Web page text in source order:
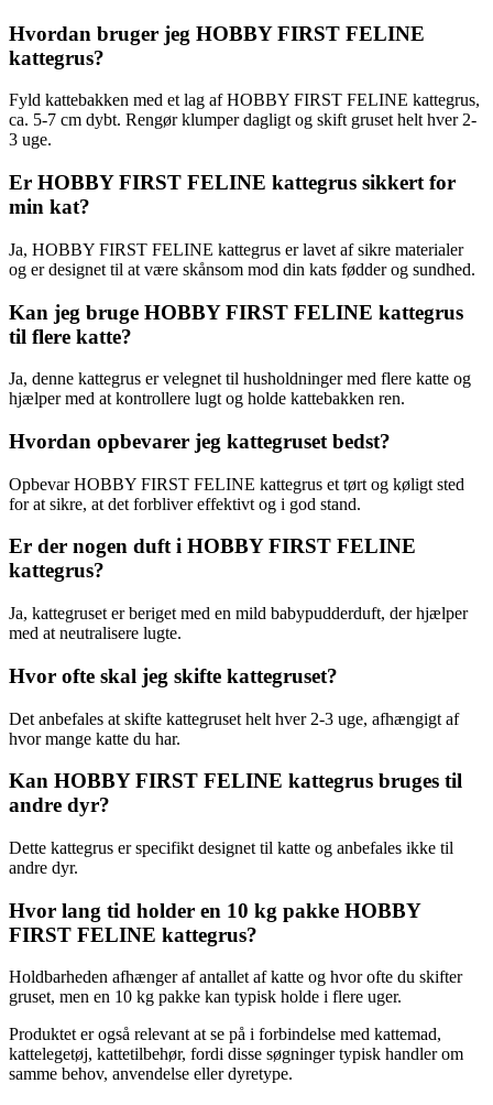
Hvordan bruger jeg HOBBY FIRST FELINE
kattegrus?
Fyld kattebakken med et lag af HOBBY FIRST FELINE kattegrus,
ca. 5-7 cm dybt. Rengør klumper dagligt og skift gruset helt hver 2-
3 uge.
Er HOBBY FIRST FELINE kattegrus sikkert for
min kat?
Ja, HOBBY FIRST FELINE kattegrus er lavet af sikre materialer
og er designet til at være skånsom mod din kats fødder og sundhed.
Kan jeg bruge HOBBY FIRST FELINE kattegrus
til flere katte?
Ja, denne kattegrus er velegnet til husholdninger med flere katte og
hjælper med at kontrollere lugt og holde kattebakken ren.
Hvordan opbevarer jeg kattegruset bedst?
Opbevar HOBBY FIRST FELINE kattegrus et tørt og køligt sted
for at sikre, at det forbliver effektivt og i god stand.
Er der nogen duft i HOBBY FIRST FELINE
kattegrus?
Ja, kattegruset er beriget med en mild babypudderduft, der hjælper
med at neutralisere lugte.
Hvor ofte skal jeg skifte kattegruset?
Det anbefales at skifte kattegruset helt hver 2-3 uge, afhængigt af
hvor mange katte du har.
Kan HOBBY FIRST FELINE kattegrus bruges til
andre dyr?
Dette kattegrus er specifikt designet til katte og anbefales ikke til
andre dyr.
Hvor lang tid holder en 10 kg pakke HOBBY
FIRST FELINE kattegrus?
Holdbarheden afhænger af antallet af katte og hvor ofte du skifter
gruset, men en 10 kg pakke kan typisk holde i flere uger.
Produktet er også relevant at se på i forbindelse med kattemad,
kattelegetøj, kattetilbehør, fordi disse søgninger typisk handler om
samme behov, anvendelse eller dyretype.